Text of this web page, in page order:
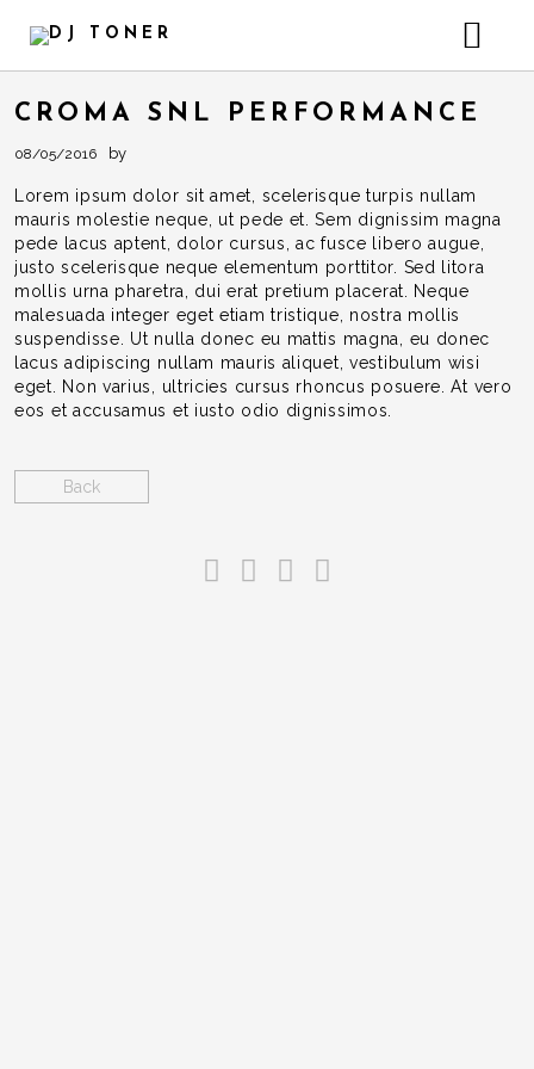
CROMA SNL PERFORMANCE
08/05/2016 by
Lorem ipsum dolor sit amet, scelerisque turpis nullam
mauris molestie neque, ut pede et. Sem dignissim magna
pede lacus aptent, dolor cursus, ac fusce libero augue,
justo scelerisque neque elementum porttitor. Sed litora
mollis urna pharetra, dui erat pretium placerat. Neque
malesuada integer eget etiam tristique, nostra mollis
suspendisse. Ut nulla donec eu mattis magna, eu donec
lacus adipiscing nullam mauris aliquet, vestibulum wisi
eget. Non varius, ultricies cursus rhoncus posuere. At vero
eos et accusamus et iusto odio dignissimos.
Back